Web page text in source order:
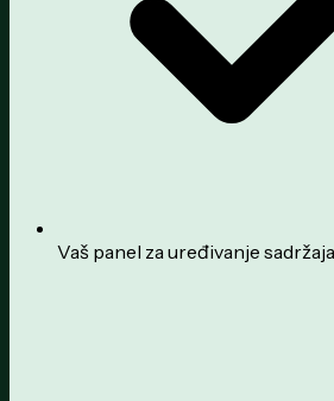
Vaš panel za uređivanje